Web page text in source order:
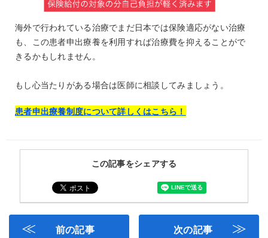
海外で行われている治療でまだ日本では保険適応がない治療
も、この患者申出療養を利用すれば治療費を抑えることがで
きるかもしれません。
もし心当たりがある場合は医師に相談してみましょう。
患者申出療養制度について詳しくはこちら！
この記事をシェアする
≪ 前の記事 次の記事 ≫